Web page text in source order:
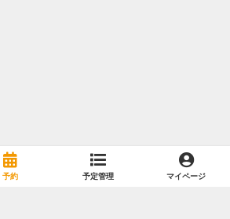
予約 予定管理 マイページ